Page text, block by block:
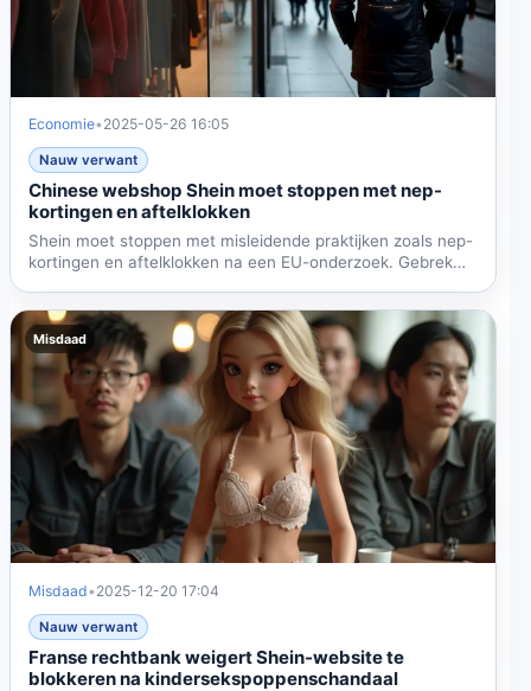
Economie• 2025-05-26 16:05
Nauw verwant
Chinese webshop Shein moet stoppen met nep-
kortingen en aftelklokken
Shein moet stoppen met misleidende praktijken zoals nep-
kortingen en aftelklokken na een EU-onderzoek. Gebrek
Misdaad
Misdaad• 2025-12-20 17:04
Nauw verwant
Franse rechtbank weigert Shein-website te
blokkeren na kindersekspoppenschandaal